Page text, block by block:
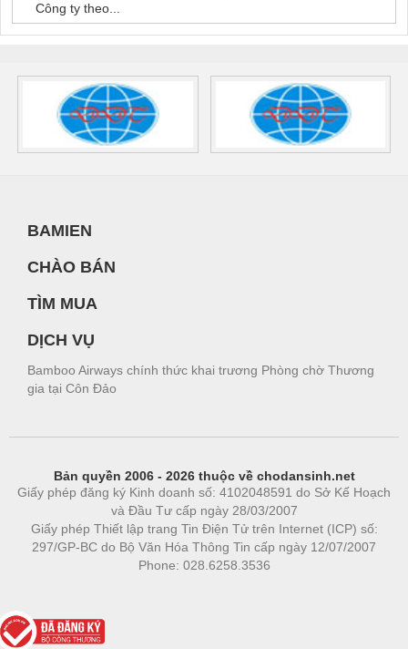
Công ty theo...
BAMIEN
CHÀO BÁN
TÌM MUA
DỊCH VỤ
Bamboo Airways chính thức khai trương Phòng chờ Thương
gia tại Côn Đảo
Bản quyền 2006 - 2026 thuộc về chodansinh.net
Giấy phép đăng ký Kinh doanh số: 4102048591 do Sở Kế Hoạch
và Đầu Tư cấp ngày 28/03/2007
Giấy phép Thiết lập trang Tin Điện Tử trên Internet (ICP) số:
297/GP-BC do Bộ Văn Hóa Thông Tin cấp ngày 12/07/2007
Phone: 028.6258.3536